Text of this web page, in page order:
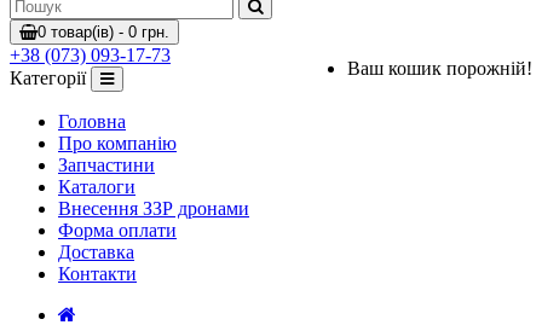
0 товар(ів) - 0 грн.
Ваш кошик порожній!
+38 (073) 093-17-73
Категорії
Головна
Про компанію
Запчастини
Каталоги
Внесення ЗЗР дронами
Форма оплати
Доставка
Контакти